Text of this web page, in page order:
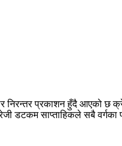
निरन्तर प्रकाशन हुँदै आएको छ
डटकम साप्ताहिकले सबै वर्गका